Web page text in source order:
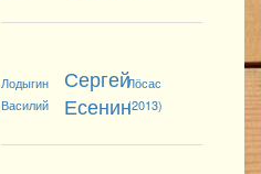
Лодыгин
Василий
Сергей
Есенин
Лӧсас
(2013)